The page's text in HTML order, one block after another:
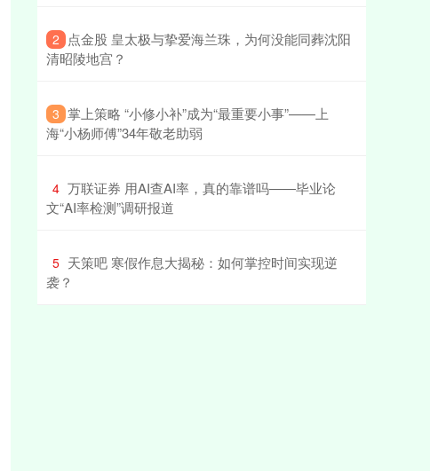
2 ​点金股 皇太极与挚爱海兰珠，为何没能同葬沈阳
清昭陵地宫？
3 ​掌上策略 “小修小补”成为“最重要小事”——上
海“小杨师傅”34年敬老助弱
4 ​万联证券 用AI查AI率，真的靠谱吗——毕业论
文“AI率检测”调研报道
5 ​天策吧 寒假作息大揭秘：如何掌控时间实现逆
袭？